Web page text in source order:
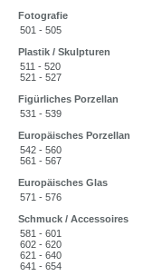
Fotografie
501 - 505
Plastik / Skulpturen
511 - 520
521 - 527
Figürliches Porzellan
531 - 539
Europäisches Porzellan
542 - 560
561 - 567
Europäisches Glas
571 - 576
Schmuck / Accessoires
581 - 601
602 - 620
621 - 640
641 - 654